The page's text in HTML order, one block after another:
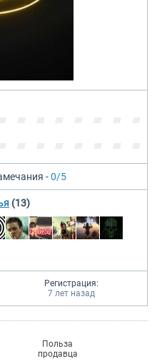
-0/5
(13)
Регистрация:
7 лет назад
Польза
продавца